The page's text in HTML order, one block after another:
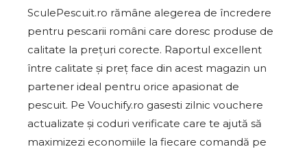
SculePescuit.ro rămâne alegerea de încredere
pentru pescarii români care doresc produse de
calitate la prețuri corecte. Raportul excellent
între calitate și preț face din acest magazin un
partener ideal pentru orice apasionat de
pescuit. Pe Vouchify.ro gasesti zilnic vouchere
actualizate și coduri verificate care te ajută să
maximizezi economiile la fiecare comandă pe